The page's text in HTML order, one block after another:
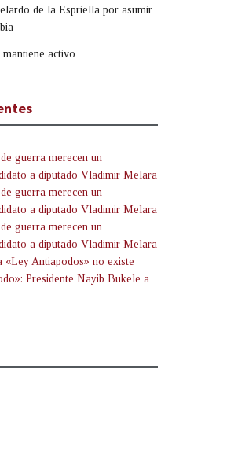
de la Espriella por asumir
mantiene activo
guerra merecen un
a diputado Vladimir Melara
guerra merecen un
a diputado Vladimir Melara
guerra merecen un
a diputado Vladimir Melara
«Ley Antiapodos» no existe
Presidente Nayib Bukele a